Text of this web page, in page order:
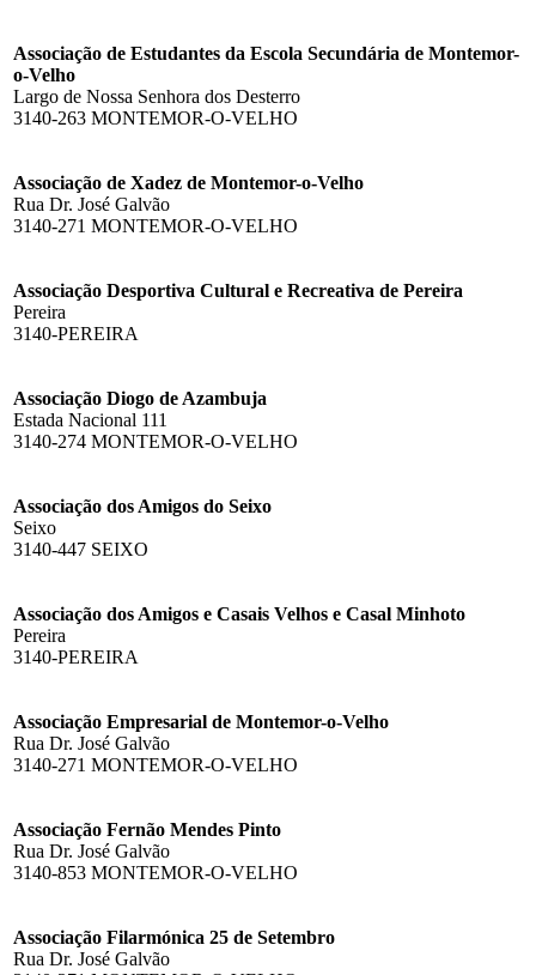
Associação de Estudantes da Escola Secundária de Montemor-
o-Velho
Largo de Nossa Senhora dos Desterro
3140-263 MONTEMOR-O-VELHO
Associação de Xadez de Montemor-o-Velho
Rua Dr. José Galvão
3140-271 MONTEMOR-O-VELHO
Associação Desportiva Cultural e Recreativa de Pereira
Pereira
3140-PEREIRA
Associação Diogo de Azambuja
Estada Nacional 111
3140-274 MONTEMOR-O-VELHO
Associação dos Amigos do Seixo
Seixo
3140-447 SEIXO
Associação dos Amigos e Casais Velhos e Casal Minhoto
Pereira
3140-PEREIRA
Associação Empresarial de Montemor-o-Velho
Rua Dr. José Galvão
3140-271 MONTEMOR-O-VELHO
Associação Fernão Mendes Pinto
Rua Dr. José Galvão
3140-853 MONTEMOR-O-VELHO
Associação Filarmónica 25 de Setembro
Rua Dr. José Galvão